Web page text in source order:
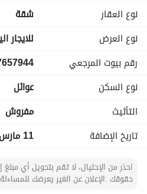
نوع العقار
شقة
نوع العرض
للايجار
رقم بيوت المرجعي
نوع السكن
عوائل
التأثيث
مفروش
تاريخ الإضافة
11 مارس 2026
احذر من الإحتيال، لا تقم بتحويل أي
حقوقك .الإعلان عن الغير يعرضك للمساءلة